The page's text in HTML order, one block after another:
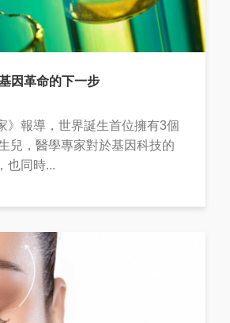
因革命的下一步
》報導，世界誕生首位擁有3個
兒，醫學專家對於基因科技的
也同時...